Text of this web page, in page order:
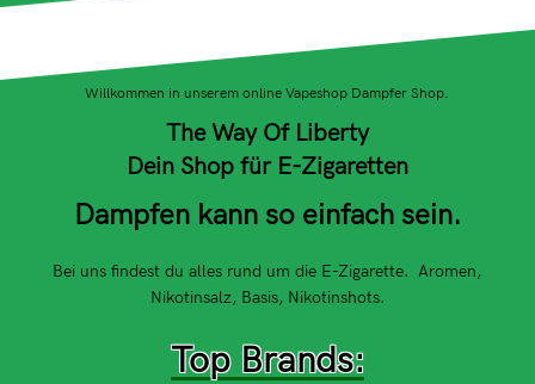
Willkommen in unserem online Vapeshop Dampfer Shop.
The Way Of Liberty
Dein Shop für E-Zigaretten
Dampfen kann so einfach sein.
Bei uns findest du alles rund um die E-Zigarette. Aromen,
Nikotinsalz, Basis, Nikotinshots.
Top Brands: